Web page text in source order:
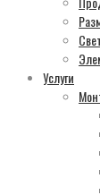
Услуги